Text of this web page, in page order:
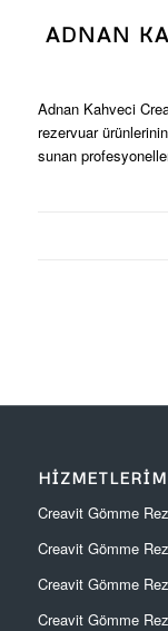
ADNAN
Adnan Kahveci
rezervuar
sunan
Creavit Gömme
Creavit Gömme
Creavit Gömme
Creavit Gömme